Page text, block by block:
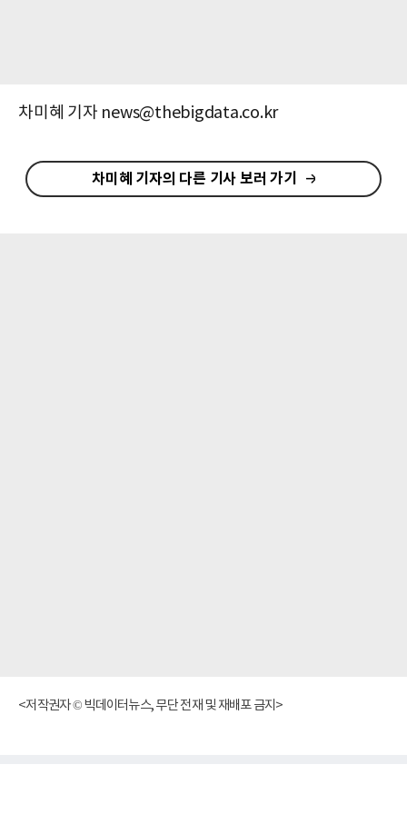
차미혜 기자 news@thebigdata.co.kr
차미혜 기자의 다른 기사 보러 가기
<저작권자 © 빅데이터뉴스, 무단 전재 및 재배포 금지>